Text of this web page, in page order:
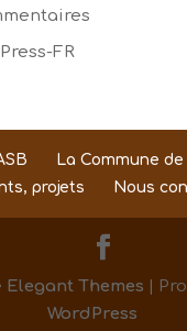
FR
La Commune
projets
Nous
Elegant Themes |
WordPress